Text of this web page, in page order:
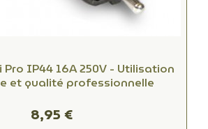
Pro IP44 16A 250V - Utilisation
et qualité professionnelle
8,95 €